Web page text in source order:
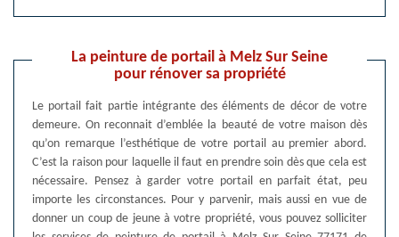
La peinture de portail à Melz Sur Seine
pour rénover sa propriété
Le portail fait partie intégrante des éléments de décor de votre
demeure. On reconnait d’emblée la beauté de votre maison dès
qu’on remarque l’esthétique de votre portail au premier abord.
C’est la raison pour laquelle il faut en prendre soin dès que cela est
nécessaire. Pensez à garder votre portail en parfait état, peu
importe les circonstances. Pour y parvenir, mais aussi en vue de
donner un coup de jeune à votre propriété, vous pouvez solliciter